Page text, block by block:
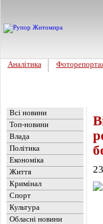
Аналітика
Всі новини
Топ-новини
Влада
Політика
Економіка
Життя
Кримінал
Спорт
Культура
Обласні новини